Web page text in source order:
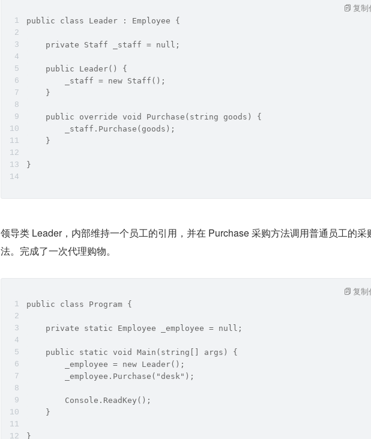
public class Leader : Employee {
    private Staff _staff = null;
    public Leader() {
        _staff = new Staff();
    }
    public override void Purchase(string goods) {
        _staff.Purchase(goods);
    }
}
复制
领导类 Leader，内部维持一个员工的引用，并在 Purchase 采购方法调用普通员工的采
法。完成了一次代理购物。
public class Program {
    private static Employee _employee = null;
    public static void Main(string[] args) {
        _employee = new Leader();
        _employee.Purchase("desk");
        Console.ReadKey();
    }
}
复制